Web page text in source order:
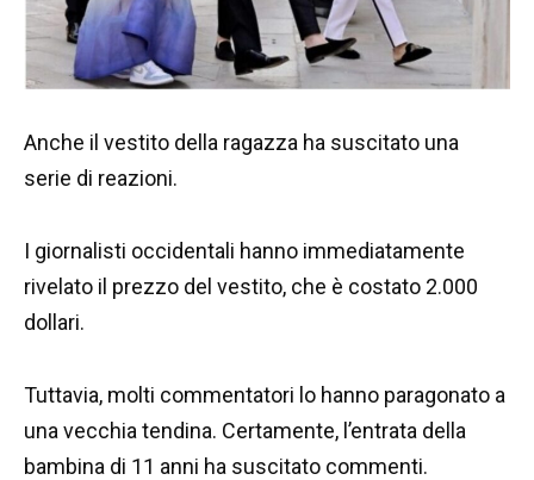
Anche il vestito della ragazza ha suscitato una
serie di reazioni.
I giornalisti occidentali hanno immediatamente
rivelato il prezzo del vestito, che è costato 2.000
dollari.
Tuttavia, molti commentatori lo hanno paragonato a
una vecchia tendina. Certamente, l’entrata della
bambina di 11 anni ha suscitato commenti.